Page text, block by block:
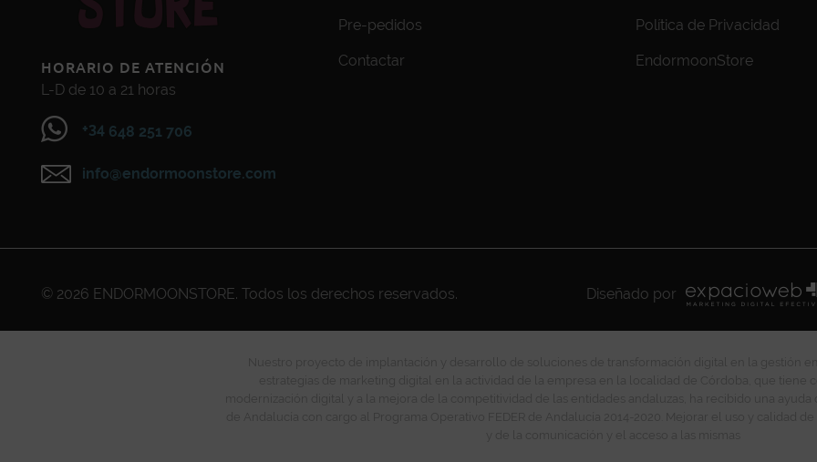
HORARIO DE ATENCIÓN
L-D de 10 a 21 horas
+34 648 251 706
info@endormoonstore.com
Pre-pedidos
Contactar
Política de Privacidad
EndormoonStore
© 2026 ENDORMOONSTORE. Todos los derechos reservados. Diseñado por